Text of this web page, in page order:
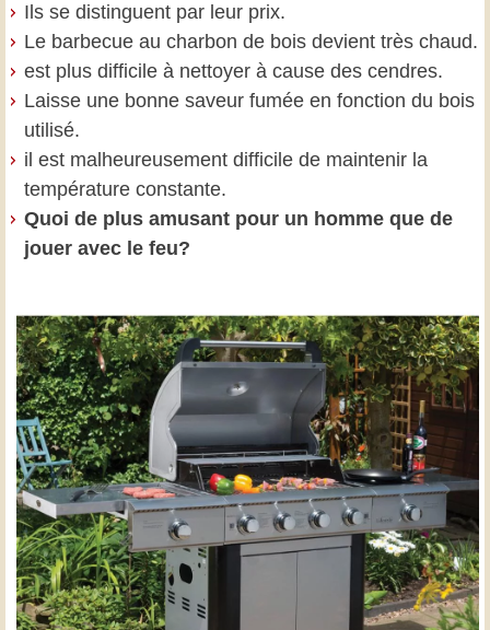
Ils se distinguent par leur prix.
Le barbecue au charbon de bois devient très chaud.
est plus difficile à nettoyer à cause des cendres.
Laisse une bonne saveur fumée en fonction du bois
utilisé.
il est malheureusement difficile de maintenir la
température constante.
Quoi de plus amusant pour un homme que de
jouer avec le feu?